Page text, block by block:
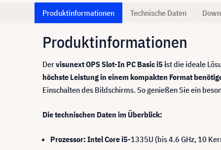
Produktinformationen Technische Daten
Produktinformationen
Dervisunext OPS Slot-In PC Basic i5 ist die ideale
höchste Leistung in einem kompakten Format
Einschalten des Bildschirms. So genießen Sie ein
Die technischen Daten im Überblick:
Prozessor: Intel Core i5-1335U (bis 4.6 GHz, 10